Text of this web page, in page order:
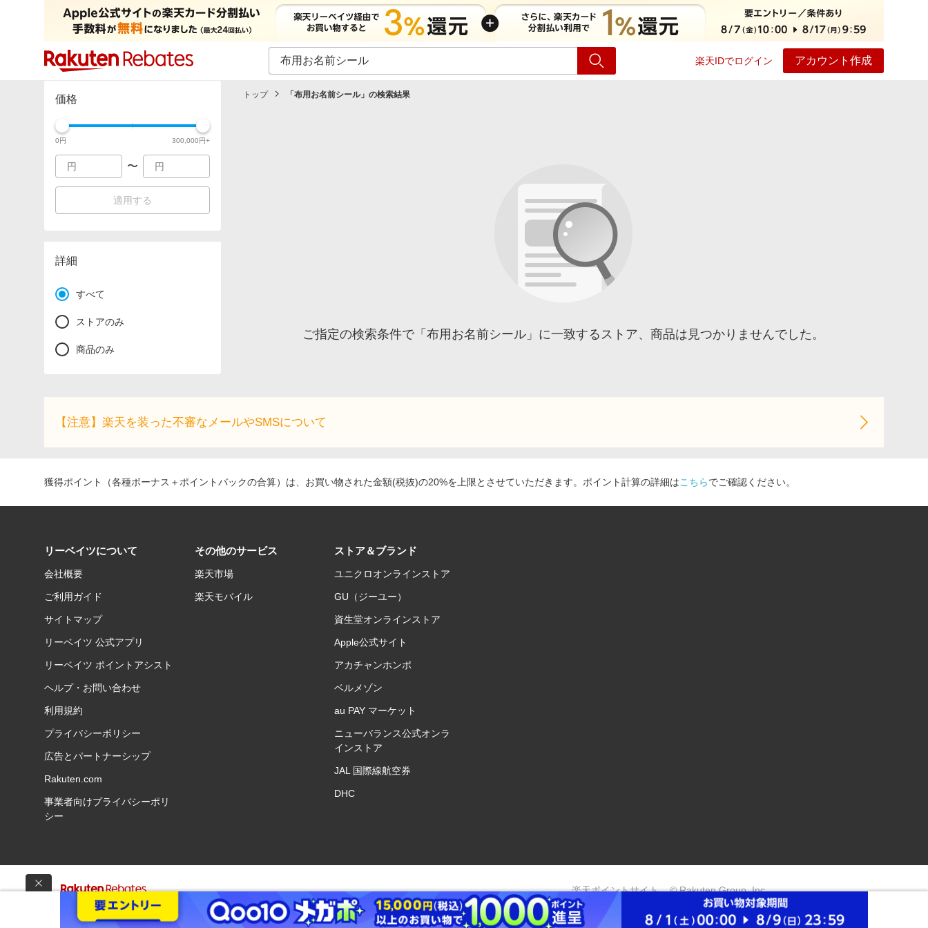
楽天IDでログイン アカウント作成
カテゴリー一覧 イベント一覧 ショッピング
価格
0円 300,000円+
〜
適用する
詳細
すべて
ストアのみ
商品のみ
トップ 「 布用お名前シール」の検索結果
ご指定の検索条件で「布用お名前シール」に一致するストア、商品は見つかりませんでした。
【注意】楽天を装った不審なメールやSMSについて
獲得ポイント（各種ボーナス＋ポイントバックの合算）は、お買い物された金額(税抜)の20%を上限とさせていただきます。ポイント計算の詳細はこちらでご確認ください。
リーベイツについて
会社概要
ご利用ガイド
サイトマップ
リーベイツ 公式アプリ
リーベイツ ポイントアシスト
ヘルプ・お問い合わせ
利用規約
プライバシーポリシー
広告とパートナーシップ
Rakuten.com
事業者向けプライバシーポリ
シー
その他のサービス
楽天市場
楽天モバイル
ストア＆ブランド
ユニクロオンラインストア
GU（ジーユー）
資生堂オンラインストア
Apple公式サイト
アカチャンホンポ
ベルメゾン
au PAY マーケット
ニューバランス公式オンラ
インストア
JAL 国際線航空券
DHC
楽天ポイントサイト © Rakuten Group, Inc.